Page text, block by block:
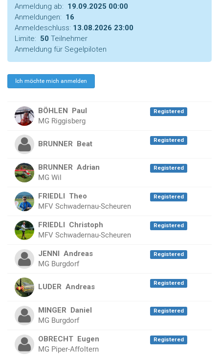
Anmeldung ab: 19.09.2025 00:00
Anmeldungen: 16
Anmeldeschluss: 13.08.2026 23:00
Limite: 50 Teilnehmer
Anmeldung für Segelpiloten
BÖHLEN Paul
MG Riggisberg
Registered
BRUNNER Beat Registered
BRUNNER Adrian
MG Wil
Registered
FRIEDLI Theo
MFV Schwadernau-Scheuren
Registered
FRIEDLI Christoph
MFV Schwadernau-Scheuren
Registered
JENNI Andreas
MG Burgdorf
Registered
LUDER Andreas Registered
MINGER Daniel
MG Burgdorf
Registered
OBRECHT Eugen
MG Piper-Affoltern
Registered